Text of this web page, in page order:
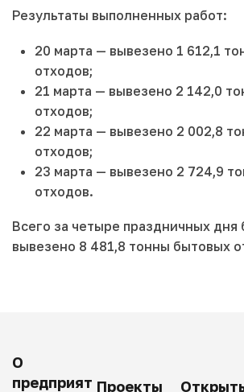
Результаты выполненных работ:
20 марта — вывезено 1 612,1
отходов;
21 марта — вывезено 2 142,0
отходов;
22 марта — вывезено 2 002,8
отходов;
23 марта — вывезено 2 724,9
отходов.
Всего за четыре праздничных дня
вывезено 8 481,8 тонны бытовых
О
предприят Проекты